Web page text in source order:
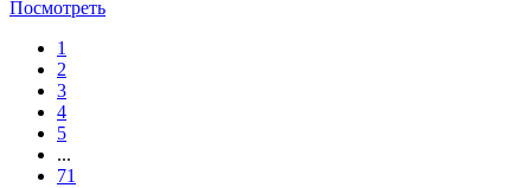
Посмотреть
1
2
3
4
5
...
71